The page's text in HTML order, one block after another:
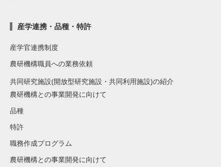
産学連携・品種・特許
産学官連携制度
農研機構職員への業務依頼
共同研究施設(開放型研究施設・共同利用施設)の紹介
農研機構との事業開発に向けて
品種
特許
職務作成プログラム
農研機構との事業開発に向けて